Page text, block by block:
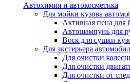
Автохимия и автокосметика
Для мойки кузова
Активная пена для
Автошампунь для
Воск для сушки
Для экстерьера
Для очистки
Для очистки
Для очистки от